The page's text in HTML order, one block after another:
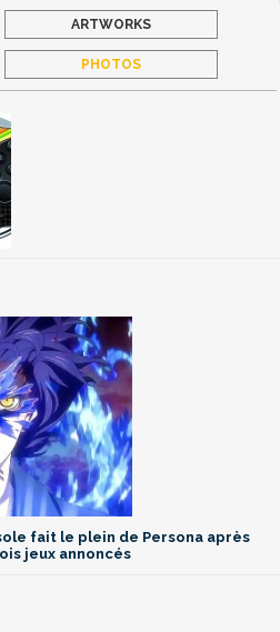
ARTWORKS
PHOTOS
fait le plein de Persona après
jeux annoncés